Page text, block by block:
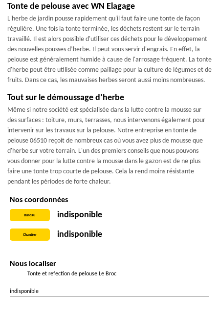
Tonte de pelouse avec WN Elagage
L'herbe de jardin pousse rapidement qu'il faut faire une tonte de façon
régulière. Une fois la tonte terminée, les déchets restent sur le terrain
travaillé. Il est alors possible d'utiliser ces déchets pour le développement
des nouvelles pousses d’herbe. Il peut vous servir d'engrais. En effet, la
pelouse est généralement humide à cause de l'arrosage fréquent. La tonte
d'herbe peut être utilisée comme paillage pour la culture de légumes et de
fruits. Dans ce cas, les mauvaises herbes seront aussi moins nombreuses.
Tout sur le démoussage d’herbe
Même si notre société est spécialisée dans la lutte contre la mousse sur
des surfaces : toiture, murs, terrasses, nous intervenons également pour
intervenir sur les travaux sur la pelouse. Notre entreprise en tonte de
pelouse 06510 reçoit de nombreux cas où vous avez plus de mousse que
d'herbe sur votre terrain. L'un des premiers conseils que nous pouvons
vous donner pour la lutte contre la mousse dans le gazon est de ne plus
faire une tonte trop courte de pelouse. Cela la rend moins résistante
pendant les périodes de forte chaleur.
Nos coordonnées
Bureau indisponible
Chantier indisponible
Nous localiser
Tonte et refection de pelouse Le Broc
indisponible